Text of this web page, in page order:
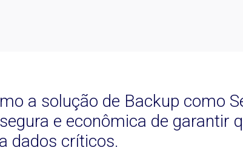
a solução de Backup como
e econômica de garantir
dados críticos.